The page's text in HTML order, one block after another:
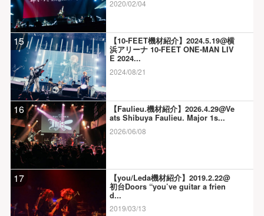
2020/02/04
15
【10-FEET機材紹介】2024.5.19@横
浜アリーナ 10-FEET ONE-MAN LIV
E 2024...
2024/08/21
16
【Faulieu.機材紹介】2026.4.29@Ve
ats Shibuya Faulieu. Major 1s...
2026/06/08
17
【you/Leda機材紹介】2019.2.22@
初台Doors “you’ve guitar a frien
d...
2019/03/13